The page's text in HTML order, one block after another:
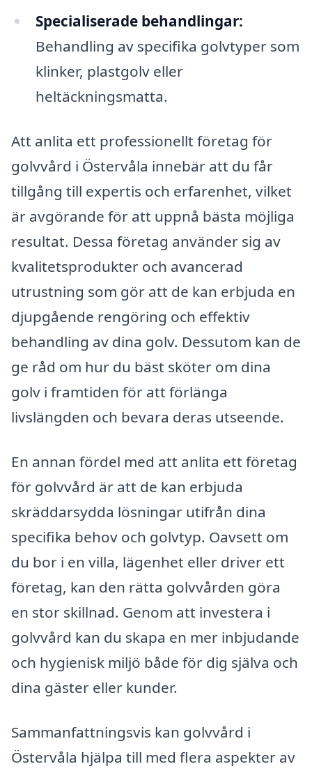
Specialiserade behandlingar:
Behandling av specifika golvtyper som
klinker, plastgolv eller
heltäckningsmatta.
Att anlita ett professionellt företag för
golvvård i Östervåla innebär att du får
tillgång till expertis och erfarenhet, vilket
är avgörande för att uppnå bästa möjliga
resultat. Dessa företag använder sig av
kvalitetsprodukter och avancerad
utrustning som gör att de kan erbjuda en
djupgående rengöring och effektiv
behandling av dina golv. Dessutom kan de
ge råd om hur du bäst sköter om dina
golv i framtiden för att förlänga
livslängden och bevara deras utseende.
En annan fördel med att anlita ett företag
för golvvård är att de kan erbjuda
skräddarsydda lösningar utifrån dina
specifika behov och golvtyp. Oavsett om
du bor i en villa, lägenhet eller driver ett
företag, kan den rätta golvvården göra
en stor skillnad. Genom att investera i
golvvård kan du skapa en mer inbjudande
och hygienisk miljö både för dig själva och
dina gäster eller kunder.
Sammanfattningsvis kan golvvård i
Östervåla hjälpa till med flera aspekter av